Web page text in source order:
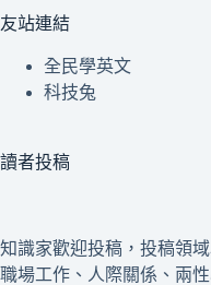
友站連結
全民學英文
科技兔
讀者投稿
知識家歡迎投稿，投稿領
職場工作、人際關係、兩